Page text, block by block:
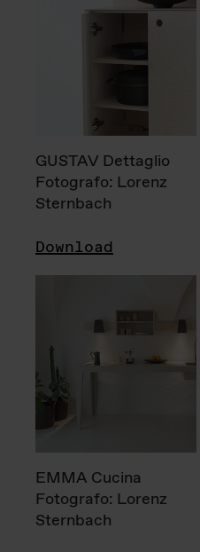
GUSTAV Dettaglio
Fotografo: Lorenz
Sternbach
Download
EMMA Cucina
Fotografo: Lorenz
Sternbach